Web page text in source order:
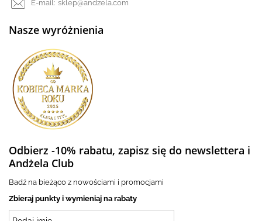
E-mail: sklep@andzela.com
Nasze wyróżnienia
Odbierz -10% rabatu, zapisz się do newslettera i
Andżela Club
Badź na bieżąco z nowościami i promocjami
Zbieraj punkty i wymieniaj na rabaty